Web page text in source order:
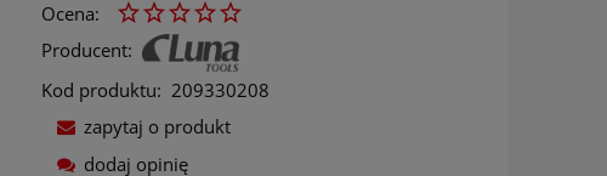
Ocena:
Producent:
Kod produktu: 209330208
zapytaj o produkt
dodaj opinię